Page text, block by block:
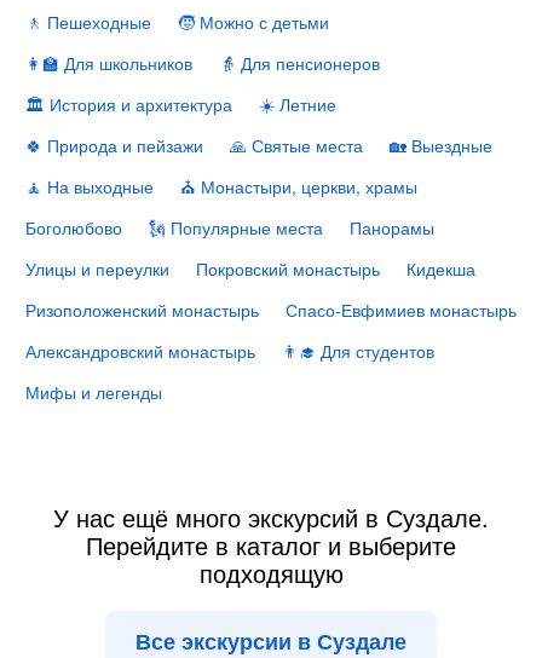
🚶 Пешеходные
🧒 Можно с детьми
👩‍🏫 Для школьников
👵 Для пенсионеров
🏛 История и архитектура
☀️ Летние
🍀 Природа и пейзажи
🙏 Святые места
🏡 Выездные
🧘 На выходные
⛪️ Монастыри, церкви, храмы
Боголюбово
🗽 Популярные места
Панорамы
Улицы и переулки
Покровский монастырь
Кидекша
Ризоположенский монастырь
Спасо-Евфимиев монастырь
Александровский монастырь
👨‍🎓 Для студентов
Мифы и легенды
У нас ещё много экскурсий в Суздале.
Перейдите в каталог и выберите
подходящую
Все экскурсии в Суздале